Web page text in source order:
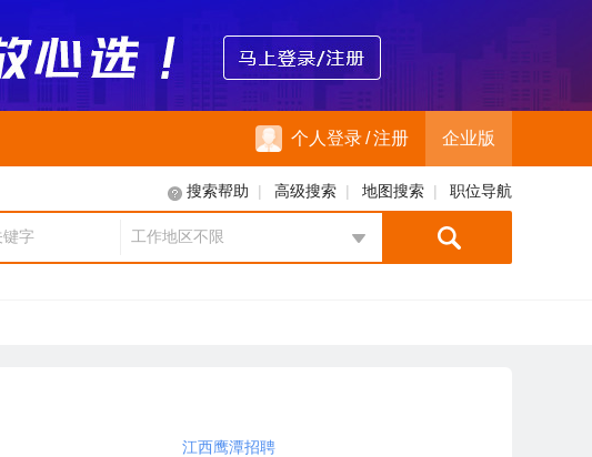
个人登录/注册 企业版
搜索帮助 | 高级搜索 | 地图搜索 | 职位导航
键字 工作地区不限
江西鹰潭招聘